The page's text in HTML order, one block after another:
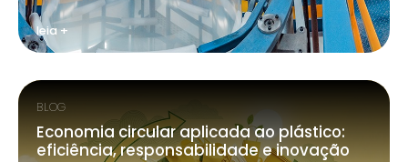
leia +
BLOG
Economia circular aplicada ao plástico:
eficiência, responsabilidade e inovação